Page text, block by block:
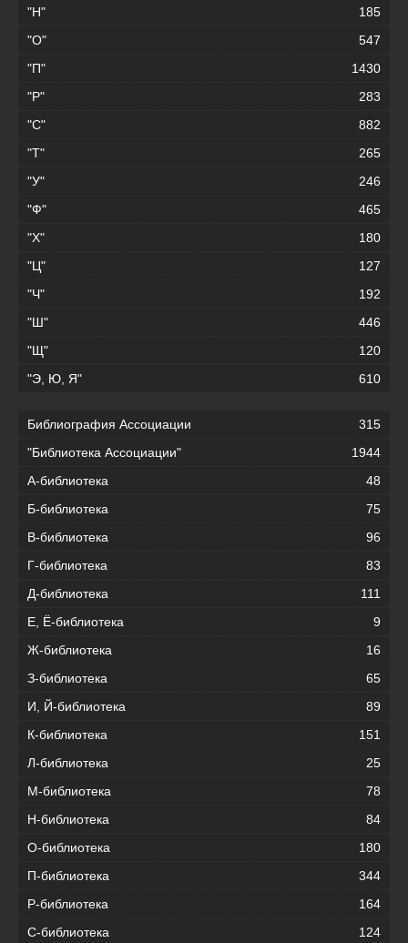
"Н"
185
"О"
547
"П"
1430
"Р"
283
"С"
882
"Т"
265
"У"
246
"Ф"
465
"Х"
180
"Ц"
127
"Ч"
192
"Ш"
446
"Щ"
120
"Э, Ю, Я"
610
Библиография Ассоциации
315
"Библиотека Ассоциации"
1944
А-библиотека
48
Б-библиотека
75
В-библиотека
96
Г-библиотека
83
Д-библиотека
111
Е, Ё-библиотека
9
Ж-библиотека
16
З-библиотека
65
И, Й-библиотека
89
К-библиотека
151
Л-библиотека
25
М-библиотека
78
Н-библиотека
84
О-библиотека
180
П-библиотека
344
Р-библиотека
164
С-библиотека
124